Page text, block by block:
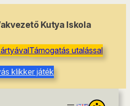
Kutya Iskola
Támogatás utalással
klikker játék